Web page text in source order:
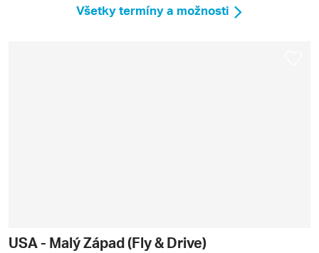
Všetky termíny a možnosti
USA - Malý Západ (Fly & Drive)